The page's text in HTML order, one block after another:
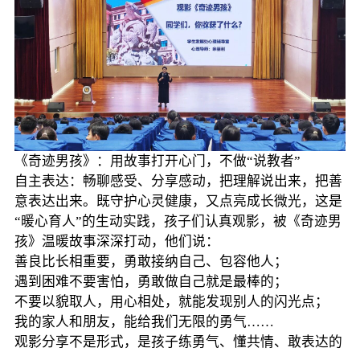
《奇迹男孩》：用故事打开心门，不做“说教者”
自主表达：畅聊感受、分享感动，把理解说出来，把善
意表达出来。既守护心灵健康，又点亮成长微光，这是
“暖心育人”的生动实践，孩子们认真观影，被《奇迹男
孩》温暖故事深深打动，他们说：
善良比长相重要，勇敢接纳自己、包容他人；
遇到困难不要害怕，勇敢做自己就是最棒的；
不要以貌取人，用心相处，就能发现别人的闪光点；
我的家人和朋友，能给我们无限的勇气……
观影分享不是形式，是孩子练勇气、懂共情、敢表达的